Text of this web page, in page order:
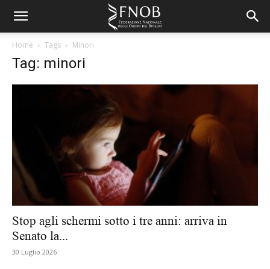
Home Tags Minori
Tag: minori
Stop agli schermi sotto i tre anni: arriva in
Senato la...
30 Luglio 2026